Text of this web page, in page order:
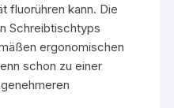
fluorühren kann. Die
Schreibtischtyps
ergonomischen
schon zu einer